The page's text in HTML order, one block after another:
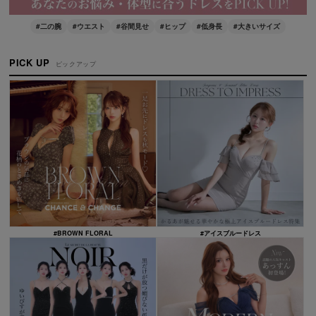
#二の腕 #ウエスト #谷間見せ #ヒップ #低身長 #大きいサイズ
PICK UP ピックアップ
#BROWN FLORAL #アイスブルードレス